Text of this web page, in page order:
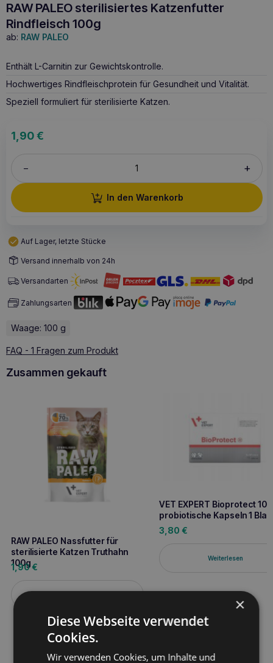
RAW PALEO sterilisiertes Katzenfutter
Rindfleisch 100g
ab: RAW PALEO
Enthält L-Carnitin zur Gewichtskontrolle.
Hochwertiges Rindfleischprotein für Gesundheit und Vitalität.
Speziell formuliert für sterilisierte Katzen.
1,90€
– +
In den Warenkorb
Auf Lager, letzte Stücke
Versand innerhalb von 24h
Versandarten
Zahlungsarten
Waage: 100 g
FAQ - 1 Fragen zum Produkt
Zusammen gekauft
RAW PALEO Nassfutter für
sterilisierte Katzen Truthahn
100g
1,90€
VET EXPERT Bioprotect 10
probiotische Kapseln 1 Blatt
3,80 €
Weiterlesen
×
Diese Webseite verwendet
Cookies.
Wir verwenden Cookies, um Inhalte und